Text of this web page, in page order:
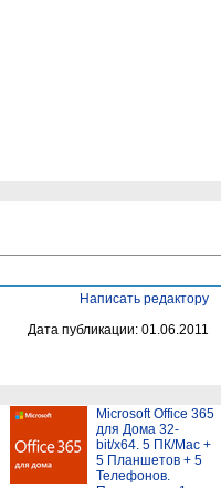
Написать редактору
Дата публикации: 01.06.2011
Microsoft Office 365
для Дома 32-
bit/x64. 5 ПК/Mac +
5 Планшетов + 5
Телефонов.